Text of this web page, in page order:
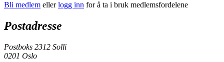
Bli medlem ellerlogg inn for å ta i bruk medlemsfordelene
Postadresse
Postboks 2312 Solli
0201 Oslo